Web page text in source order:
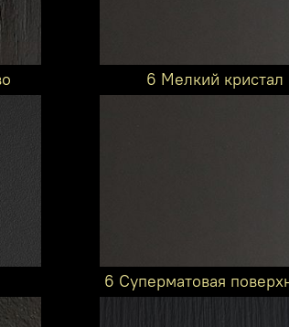
6 Мелкий кристал
6 Суперматовая